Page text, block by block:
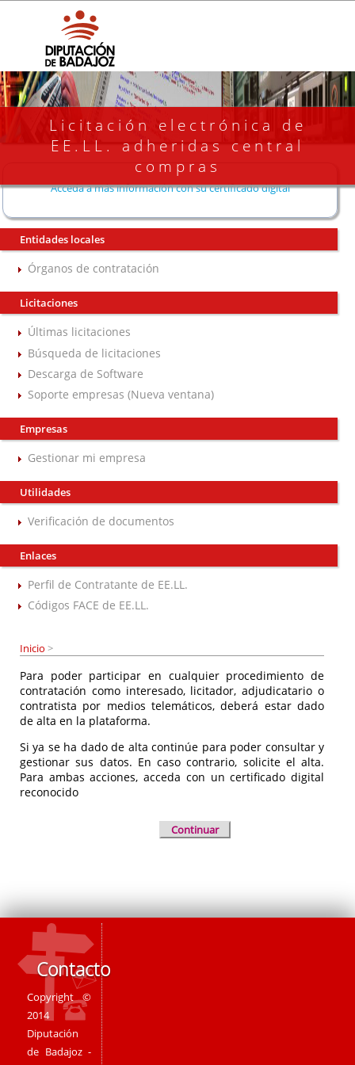
Licitación electrónica de
EE.LL. adheridas central
compras
Acceda a más información con su certificado digital
Entidades locales
Órganos de contratación
Licitaciones
Últimas licitaciones
Búsqueda de licitaciones
Descarga de Software
Soporte empresas (Nueva ventana)
Empresas
Gestionar mi empresa
Utilidades
Verificación de documentos
Enlaces
Perfil de Contratante de EE.LL.
Códigos FACE de EE.LL.
Inicio >
Para poder participar en cualquier procedimiento de
contratación como interesado, licitador, adjudicatario o
contratista por medios telemáticos, deberá estar dado
de alta en la plataforma.
Si ya se ha dado de alta continúe para poder consultar y
gestionar sus datos. En caso contrario, solicite el alta.
Para ambas acciones, acceda con un certificado digital
reconocido
Continuar
Contacto
Copyright ©
2014
Diputación
de Badajoz -